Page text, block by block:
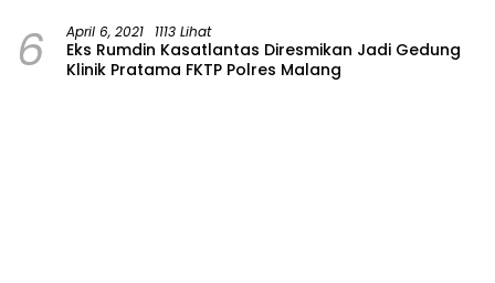
6 April 6, 2021 1113 Lihat
Eks Rumdin Kasatlantas Diresmikan Jadi Gedung
Klinik Pratama FKTP Polres Malang